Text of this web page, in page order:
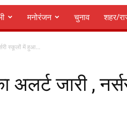
मनोरंजन चुनाव शहर/
स्कूलों में हुआ...
अलर्ट जारी ,